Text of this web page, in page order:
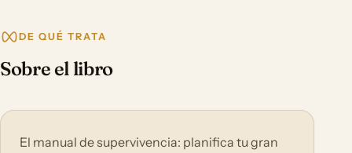
DE QUÉ TRATA
Sobre el libro
El manual de supervivencia: planifica tu gran